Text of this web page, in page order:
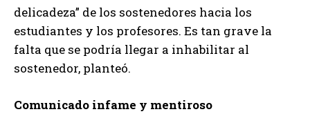
delicadeza” de los sostenedores hacia los
estudiantes y los profesores. Es tan grave la
falta que se podría llegar a inhabilitar al
sostenedor, planteó.
Comunicado infame y mentiroso